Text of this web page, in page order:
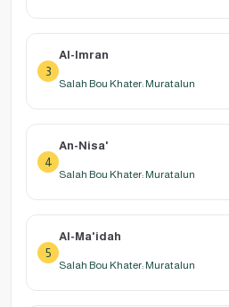
3
Al-Imran
Salah Bou Khater: Muratalun
4
An-Nisa'
Salah Bou Khater: Muratalun
5
Al-Ma'idah
Salah Bou Khater: Muratalun